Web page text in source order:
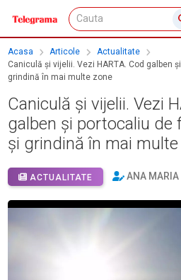
Acasa Articole
Actualitate
Caniculă și vijelii. Vezi HARTA. Cod galben
grindină în mai multe zone
Caniculă și vijelii. Vezi
galben și portocaliu de
și grindină în mai
ACTUALITATE ANA MARIA